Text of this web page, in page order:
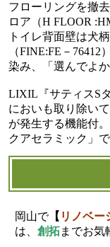
フローリングを撤
ロア（H FLOOR
トイレ背面壁は犬
（FINE:FE－
染み、「選んでよ
LIXIL『サティスS
においも取り除い
が発生する機能付
クアセラミック」
岡山で【 リノベー
は、 創拓までお気